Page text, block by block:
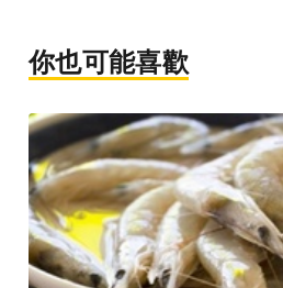
你也可能喜歡